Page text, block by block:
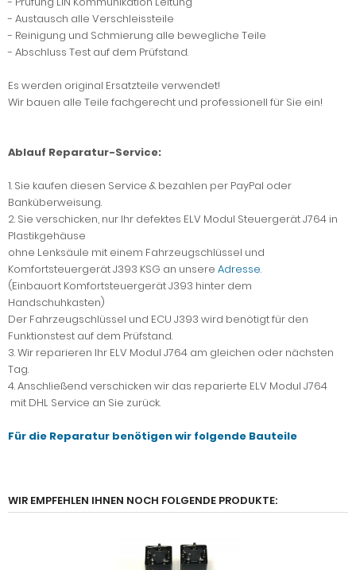
- Austausch alle Verschleissteile
- Reinigung und Schmierung alle bewegliche Teile
- Abschluss Test auf dem Prüfstand.
Es werden original Ersatzteile verwendet!
Wir bauen alle Teile fachgerecht und professionell für Sie ein!
Ablauf Reparatur-Service:
1. Sie kaufen diesen Service & bezahlen per PayPal oder
Banküberweisung.
2. Sie verschicken, nur Ihr defektes ELV Modul Steuergerät J764 in
Plastikgehäuse
ohne Lenksäule mit einem Fahrzeugschlüssel und
Komfortsteuergerät J393 KSG an unsere Adresse.
(Einbauort Komfortsteuergerät J393 hinter dem
Handschuhkasten)
Der Fahrzeugschlüssel und ECU J393 wird benötigt für den
Funktionstest auf dem Prüfstand.
3. Wir reparieren Ihr ELV Modul J764 am gleichen oder nächsten
Tag.
4. Anschließend verschicken wir das reparierte ELV Modul J764
mit DHL Service an Sie zurück.
Für die Reparatur benötigen wir folgende Bauteile
WIR EMPFEHLEN IHNEN NOCH FOLGENDE PRODUKTE: